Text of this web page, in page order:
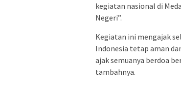
kegiatan nasional di
Negeri”.
Kegiatan ini mengajak
Indonesia tetap aman
ajak semuanya berdoa
tambahnya.